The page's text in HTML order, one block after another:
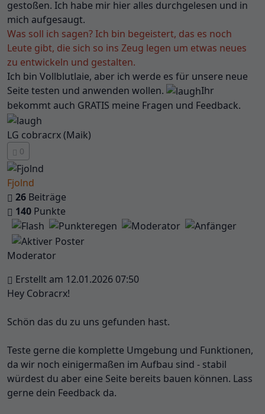
gestoßen. Ich habe mir hier alles durchgelesen und in
mich aufgesaugt.
Was soll ich sagen? Ich bin begeistert, das es noch
Leute gibt, die sich so ins Zeug legen um etwas neues
zu entwickeln und gestalten.
Ich bin Vollblutlaie, aber ich werde es für unsere neue
Seite testen und anwenden wollen.
Ihr
bekommt auch GRATIS meine Fragen und Feedback.
LG cobracrx (Maik)
0
Fjolnd
26 Beiträge
140 Punkte
Moderator
Erstellt am 12.01.2026 07:50
Hey Cobracrx!
Schön das du zu uns gefunden hast.
Teste gerne die komplette Umgebung und Funktionen,
da wir noch einigermaßen im Aufbau sind - stabil
würdest du aber eine Seite bereits bauen können. Lass
gerne dein Feedback da.